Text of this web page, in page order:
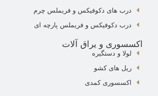
درب های دکوفیکس و فریملس چرم
درب دکوفیکس و فریملس پارچه ای
اکسسوری و یراق آلات
لولا و دستگیره
ریل های کشو
اکسسوری کمدی